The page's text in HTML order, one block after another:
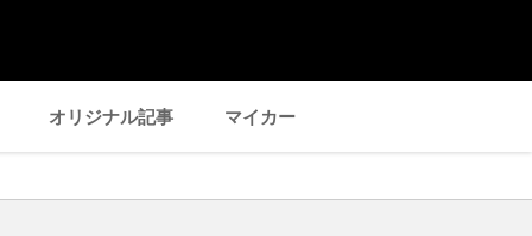
オリジナル記事 マイカー